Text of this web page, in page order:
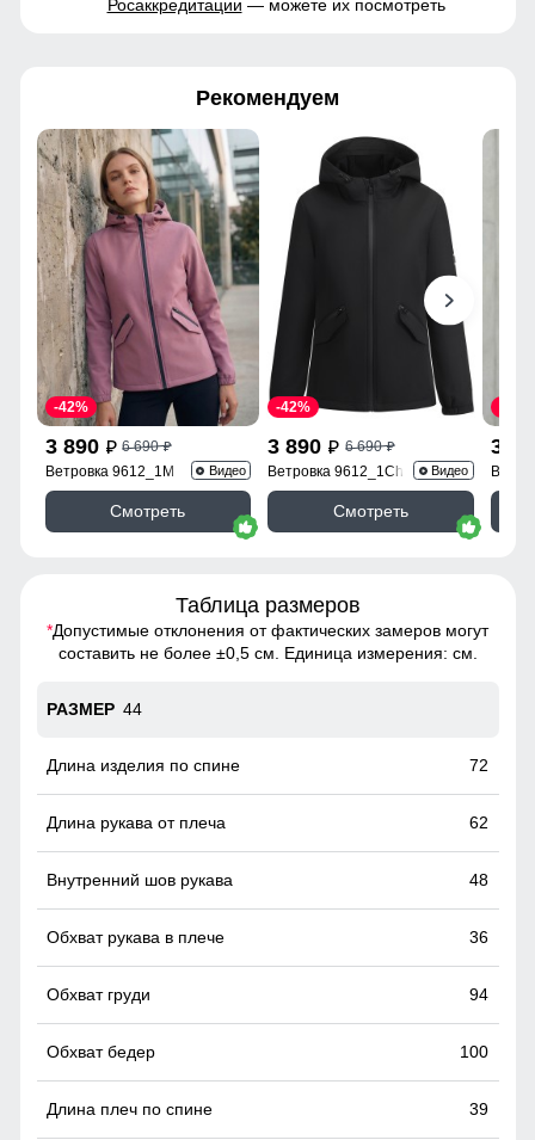
Росаккредитации — можете их посмотреть
Рекомендуем
3 890 p 6 690p
-42%
Ветровка 9612_1M Видео
Смотреть
3 890 p 6 690p
-42%
Ветровка 9612_1Ch Видео
Смотреть
3
Таблица размеров
*Допустимые отклонения от фактических замеров могут
составить не более ±0,5 см. Единица измерения: см.
44
72
62
48
36
94
100
39